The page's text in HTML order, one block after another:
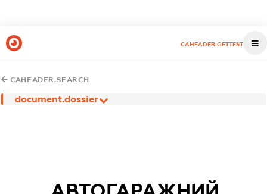
CAHEADER.GETTEST
CAHEADER.SEARCH
document.dossier